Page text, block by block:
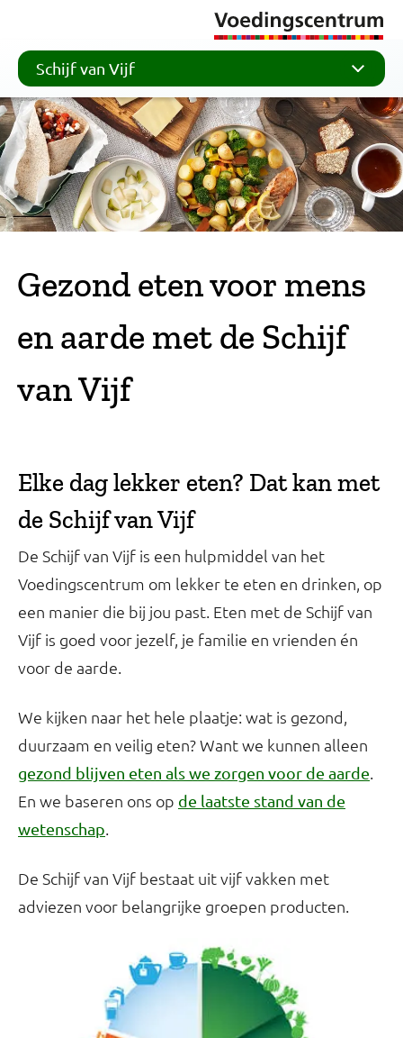
Gezond eten voor mens
en aarde met de Schijf
van Vijf
Schijf van Vijf
Elke dag lekker eten? Dat kan met
De Schijf van Vijf is een hulpmiddel van het
Voedingscentrum om lekker te eten en drinken, op
een manier die bij jou past. Eten met de Schijf van
Vijf is goed voor jezelf, je familie en vrienden én
voor de aarde.
We kijken naar het hele plaatje: wat is gezond,
duurzaam en veilig eten? Want we kunnen alleen
gezond blijven eten als we zorgen voor de aarde.
En we baseren ons op de laatste stand van de
wetenschap.
De Schijf van Vijf bestaat uit vijf vakken met
adviezen voor belangrijke groepen producten.